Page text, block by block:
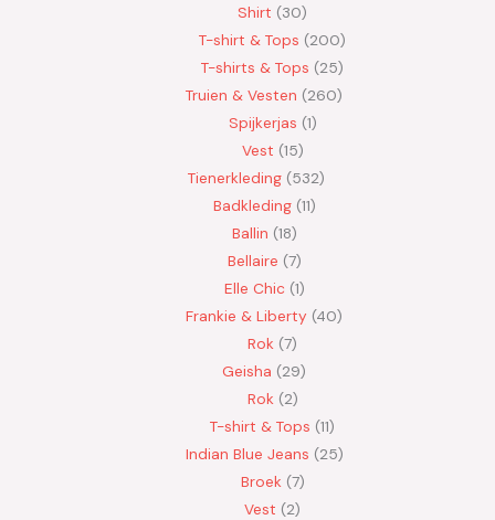
Shirt
30
T-shirt & Tops
200
T-shirts & Tops
25
Truien & Vesten
260
Spijkerjas 1
Vest 15
Tienerkleding 532
Badkleding 11
Ballin 18
Bellaire 7
Elle Chic 1
Frankie & Liberty 40
Rok 7
Geisha
29
Rok 2
T-shirt & Tops 11
Indian Blue Jeans 25
Broek 7
Vest
2